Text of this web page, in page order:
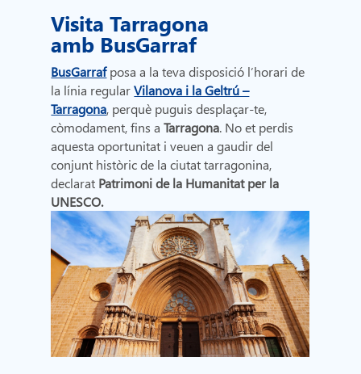
Visita Tarragona
amb BusGarraf
BusGarraf posa a la teva disposició l’horari de
la línia regularVilanova i la Geltrú –
Tarragona, perquè puguis desplaçar-te,
còmodament, fins aTarragona. No et perdis
aquesta oportunitat i veuen a gaudir del
conjunt històric de la ciutat tarragonina,
declarat Patrimoni de la Humanitat per la
UNESCO.